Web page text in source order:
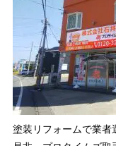
塗装リフォームで業者